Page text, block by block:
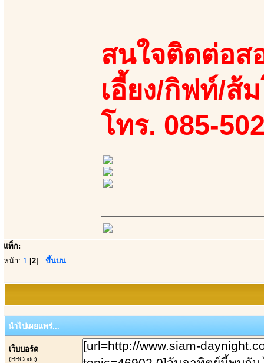
สนใจติดต่อส
เอี้ยง/กิฟท์/ส้
โทร. 085-
แท็ก:
หน้า: 1 [2] ขึ้นบน
นำไปเผยแพร่...
เว็บบอร์ด
(BBCode)